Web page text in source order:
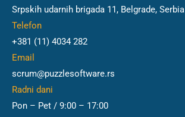
Srpskih udarnih brigada 11, Belgrade, Serbia
Telefon
+381 (11) 4034 282
Email
scrum@puzzlesoftware.rs
Radni dani
Pon – Pet / 9:00 – 17:00